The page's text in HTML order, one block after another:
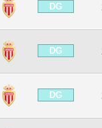
DG
DG
DG